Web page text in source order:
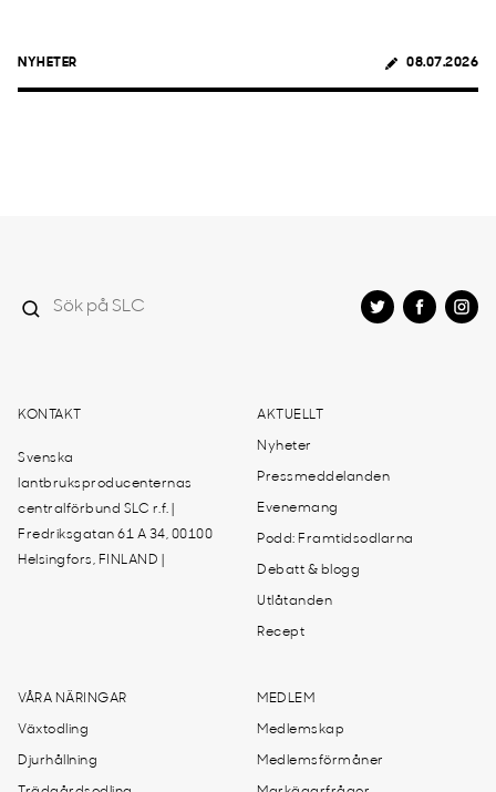
NYHETER 08.07.2026
KONTAKT
Svenska
lantbruksproducenternas
centralförbund SLC r.f. |
Fredriksgatan 61 A 34, 00100
Helsingfors, FINLAND |
AKTUELLT
Nyheter
Pressmeddelanden
Evenemang
Podd: Framtidsodlarna
Debatt & blogg
Utlåtanden
Recept
VÅRA NÄRINGAR
Växtodling
Djurhållning
MEDLEM
Medlemskap
Medlemsförmåner